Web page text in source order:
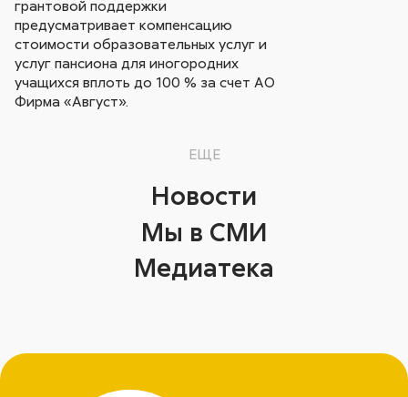
грантовой поддержки
предусматривает компенсацию
стоимости образовательных услуг и
услуг пансиона для иногородних
учащихся вплоть до 100 % за счет АО
Фирма «Август».
ЕЩЕ
Новости
Мы в СМИ
Медиатека